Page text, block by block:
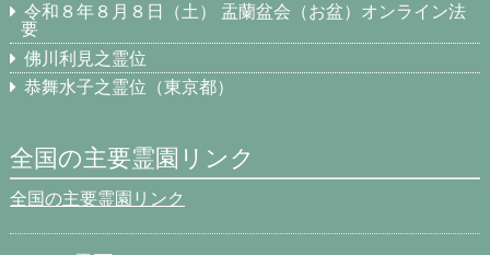
令和８年８月８日（土） 盂蘭盆会（お盆）オンライン法
要
佛川利見之霊位
恭舞水子之霊位（東京都）
全国の主要霊園リンク
全国の主要霊園リンク